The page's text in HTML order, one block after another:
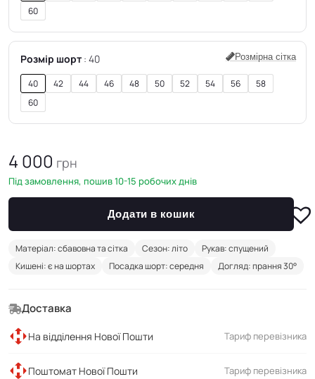
60
Розмір шорт 40 Розмірна сітка
40 42 44 46 48 50 52 54 56
58
60
4 000 грн
Під замовлення, пошив 10-15 робочих днів
Додати в кошик
Матеріал: сбавовна та сітка Сезон: літо
Рукав: спущений
Кишені: є на шортах
Посадка шорт: середня Догляд: прання 30°
Доставка
На відділення Нової Пошти Тариф перевізника
Поштомат Нової Пошти Тариф перевізника